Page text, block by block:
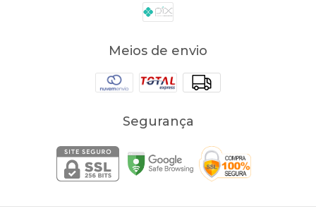
Meios de envio
Segurança